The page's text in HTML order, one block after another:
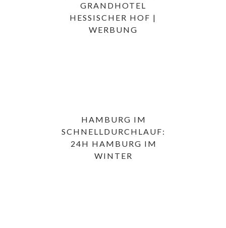
GRANDHOTEL
HESSISCHER HOF |
WERBUNG
HAMBURG IM
SCHNELLDURCHLAUF:
24H HAMBURG IM
WINTER